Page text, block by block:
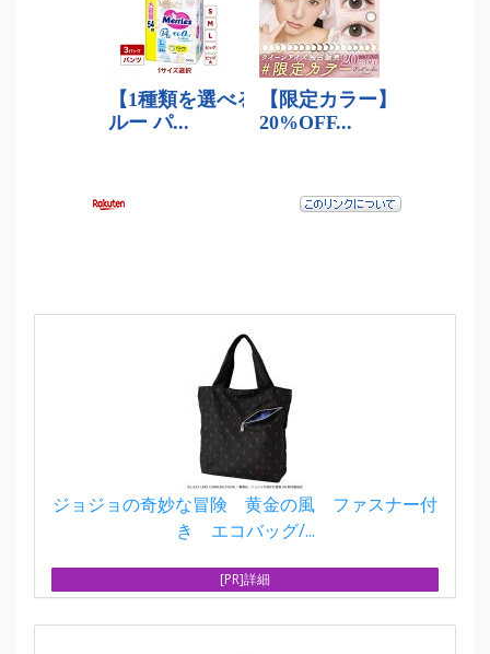
ジョジョの奇妙な冒険 黄金の風 ファスナー付
き エコバッグ/...
[PR]詳細